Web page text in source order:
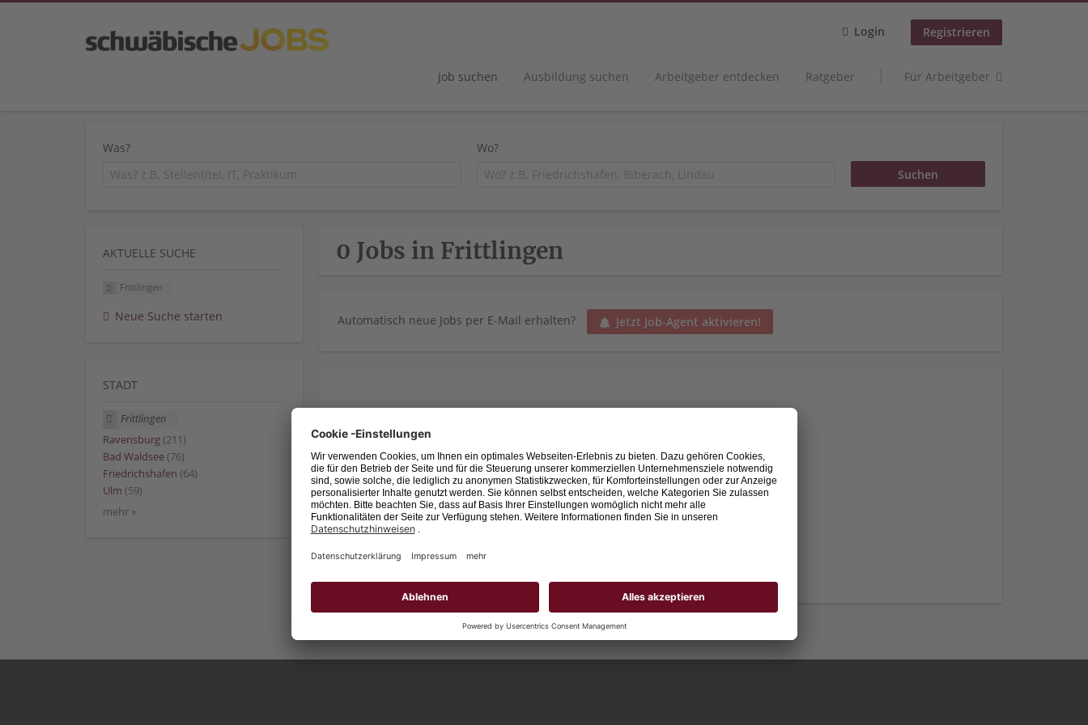
Login Registrieren
Job suchen Ausbildung suchen Arbeitgeber entdecken Ratgeber Für Arbeitgeber
Was? Wo?
0 Jobs in Frittlingen
Automatisch neue Jobs per E-Mail erhalten? Jetzt Job-Agent aktivieren!
AKTUELLE SUCHE
Frittlingen
Neue Suche starten
STADT
Frittlingen
Ravensburg (211)
Bad Waldsee (76)
Friedrichshafen (64)
Ulm (59)
mehr »